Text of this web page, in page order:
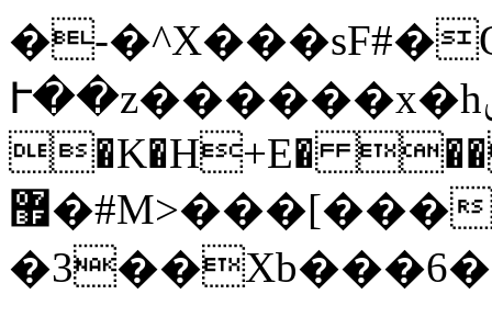
�-
Ւ��z������x�hݨaŀ�M�
�K�H+E�
޿�#M>���[����uޣ�V�2Z�lLJۤ��a����^����w�w5�q��g�����p(9Q��������V���l�W�M�Rk+$�O�z���[